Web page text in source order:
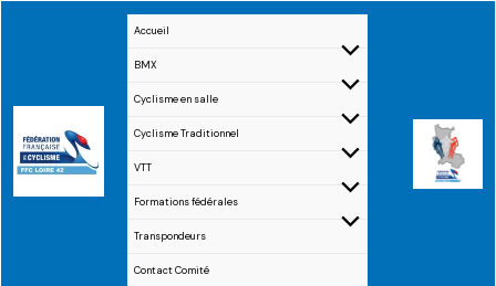
Accueil
BMX
Cyclisme en salle
Cyclisme Traditionnel
VTT
Formations fédérales
Transpondeurs
Contact Comité